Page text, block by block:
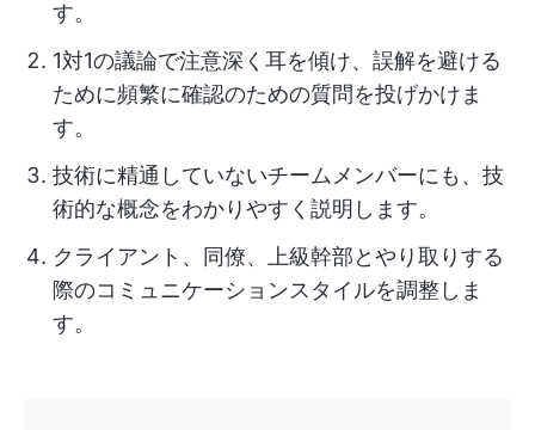
す。
1対1の議論で注意深く耳を傾け、誤解を避ける
ために頻繁に確認のための質問を投げかけま
す。
技術に精通していないチームメンバーにも、技
術的な概念をわかりやすく説明します。
クライアント、同僚、上級幹部とやり取りする
際のコミュニケーションスタイルを調整しま
す。